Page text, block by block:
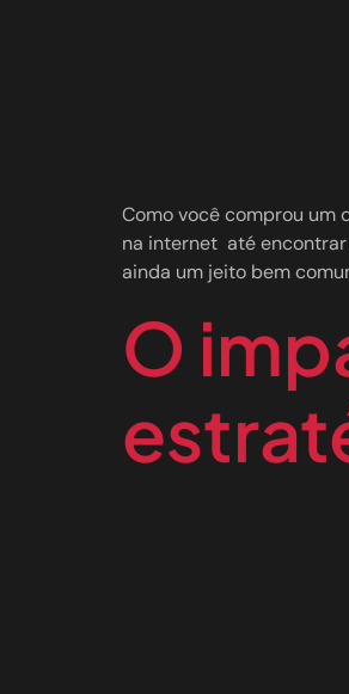
Como você comprou um
na internet até encontrar
ainda um jeito bem
O